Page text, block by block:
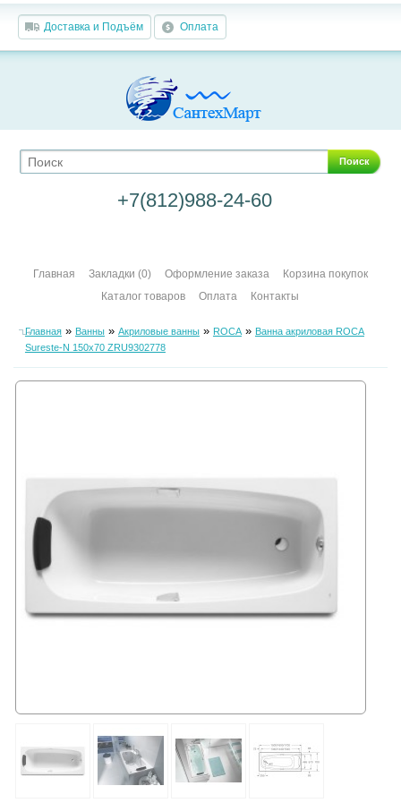
Доставка и Подъём Оплата
Поиск
+7(812)988-24-60
Главная Закладки (0) Оформление заказа
Корзина покупок
Каталог товаров
Оплата Контакты
Главная» Ванны» Акриловые ванны» ROCA» Ванна акриловая ROCA
Sureste-N 150х70 ZRU9302778